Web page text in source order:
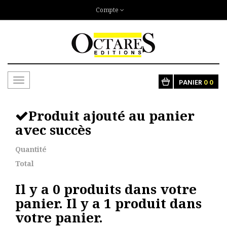
Compte
Toggle
PANIER00
Produit ajouté au panier
avec succès
Quantité
Total
Il y a 0 produits dans votre
panier.Il y a 1 produit dans
votre panier.